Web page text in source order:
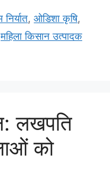
,ओडिशा कृषि,
महिला किसान उत्पादक
लखपति
को